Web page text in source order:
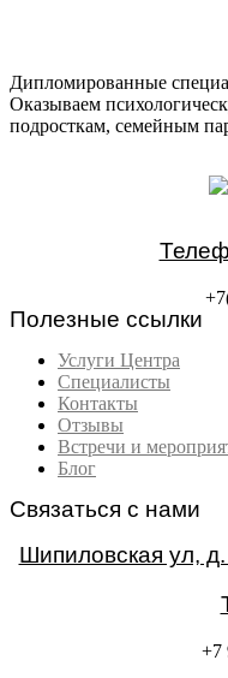
Дипломированные
Оказываем
подросткам, семейным
Полезные ссылки
Услуги Центра
Специалисты
Контакты
Отзывы
Встречи и
Блог
Связаться с нами
Шипиловская ул,
+7